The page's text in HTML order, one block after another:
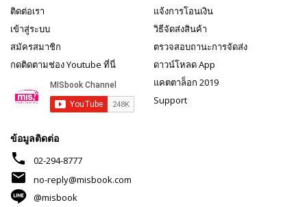
ติดต่อเรา
เข้าสู่ระบบ
สมัครสมาชิก
กดติดตามช่อง Youtube ที่นี่
แจ้งการโอนเงิน
วิธีจัดส่งสินค้า
ตรวจสอบถานะการจัดส่ง
ดาวน์โหลด App
แคตตาล็อก 2019
Support
ข้อมูลติดต่อ
phone 02-294-8777
mail
no-reply@misbook.com
@misbook